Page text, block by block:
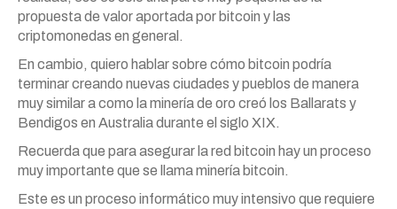
propuesta de valor aportada por bitcoin y las
criptomonedas en general.
En cambio, quiero hablar sobre cómo bitcoin podría
terminar creando nuevas ciudades y pueblos de manera
muy similar a como la minería de oro creó los Ballarats y
Bendigos en Australia durante el siglo XIX.
Recuerda que para asegurar la red bitcoin hay un proceso
muy importante que se llama minería bitcoin.
Este es un proceso informático muy intensivo que requiere